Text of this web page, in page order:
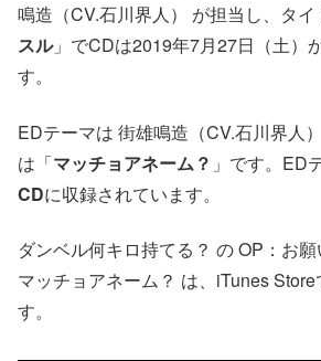
鳴造（CV.石川界人） が担当し、タイ
スル」でCDは2019年7月27日（土）
す。
EDテーマは 街雄鳴造（CV.石川界人
は「マッチョアネーム？ 」です。ED
CDに収録されています。
ダンベル何キロ持てる？ の OP：お願
マッチョアネーム？ は、iTunes
す。